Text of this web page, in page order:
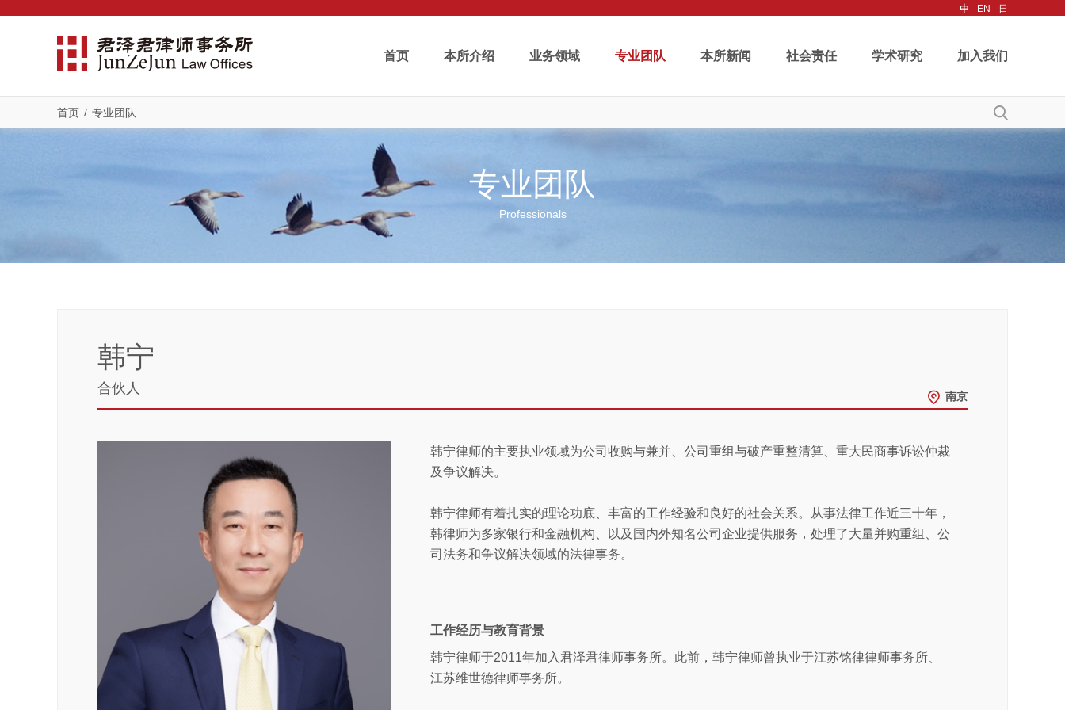
中 EN 日
首页 本所介绍 业务领域 专业团队 本所新闻 社会责任 学术研究 加入我们
首页 / 专业团队
专业团队
Professionals
韩宁
合伙人 南京
韩宁律师的主要执业领域为公司收购与兼并、公司重组与破产重整清算、重大民商事诉讼仲裁
及争议解决。
韩宁律师有着扎实的理论功底、丰富的工作经验和良好的社会关系。从事法律工作近三十年，
韩律师为多家银行和金融机构、以及国内外知名公司企业提供服务，处理了大量并购重组、公
司法务和争议解决领域的法律事务。
工作经历与教育背景
韩宁律师于2011年加入君泽君律师事务所。此前，韩宁律师曾执业于江苏铭律律师事务所、
江苏维世德律师事务所。